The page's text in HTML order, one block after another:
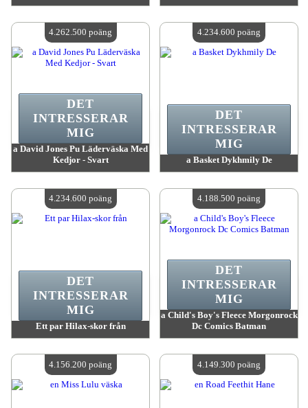
Antal tillgängliga:4
Antal tillgängliga:4
a David Jones Pu Läderväska Med
Kedjor - Svart
Antal tillgängliga:4
DET
INTRESSERAR
MIG
4.262.500 poäng
a Basket Dykhmily De
Antal tillgängliga:4
DET
INTRESSERAR
MIG
4.234.600 poäng
Ett par Hilax-skor från
Antal tillgängliga:4
DET
INTRESSERAR
MIG
4.234.600 poäng
a Child's Boy's Fleece Morgonrock
Dc Comics Batman
Antal tillgängliga:4
DET
INTRESSERAR
MIG
4.188.500 poäng
4.156.200 poäng 4.149.300 poäng